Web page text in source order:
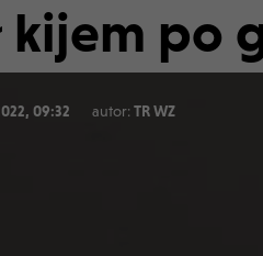
kijem po
09:32 autor: TR WZ